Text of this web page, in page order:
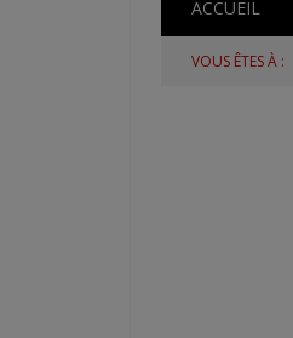
ACCUEIL
VOUS ÊTES À :